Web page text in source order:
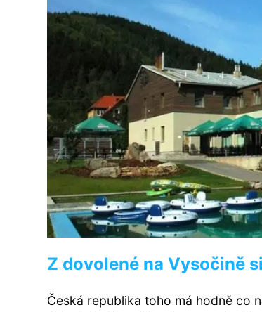
Z dovolené na Vysočině
Česká republika toho má hodně co